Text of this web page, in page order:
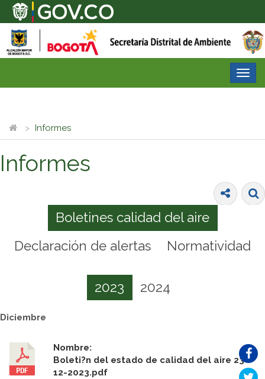
Informes
Informes
Boletines calidad del aire
Declaración de alertas
Normatividad
2023 2024
Diciembre
Nombre:
Boleti?n del estado de calidad del aire 23-
12-2023.pdf